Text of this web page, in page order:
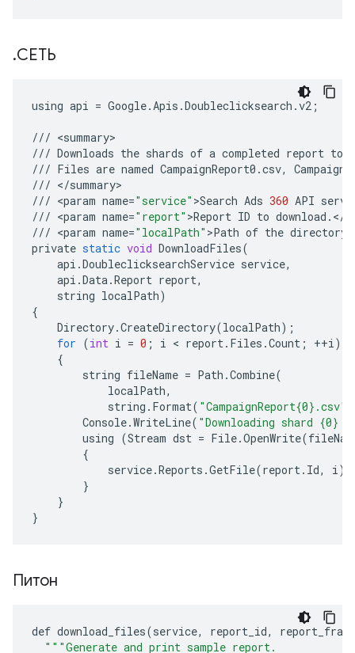
.СЕТЬ
using api = Google.Apis .Doubleclicksearch .v2 ;
/// <summary
/// Downloads the shards of a completed report to
/// Files are named CampaignReport0 .csv,
/// </summary
/// <param name="service" >Search Ads 360 API
/// <param name="report" >Report ID to download .</
/// <param name="localPath" >Path of the directory
private static void DownloadFiles(
api .DoubleclicksearchService service,
api .Data.Report report,
string localPath)
{
Directory.CreateDirectory(localPath);
for (int i = 0 ; i < report. Files .Count ; ++i)
{
string fileName = Path .Combine(
localPath,
string . Format( "CampaignReport{0}.csv"
Console.WriteLine( "Downloading shard {0}
using (Stream dst = File.OpenWrite(
{
service.Reports .GetFile(report. Id, i)
}
}
}
Питон
def download_files(service, report_id,
"""Generate and print sample report.